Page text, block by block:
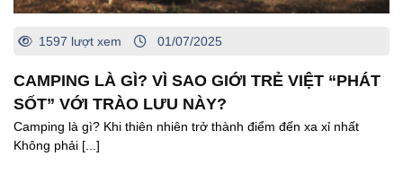
1597 lượt xem 01/07/2025
CAMPING LÀ GÌ? VÌ SAO GIỚI TRẺ VIỆT “PHÁT
SỐT” VỚI TRÀO LƯU NÀY?
Camping là gì? Khi thiên nhiên trở thành điểm đến xa xỉ nhất
Không phải [...]